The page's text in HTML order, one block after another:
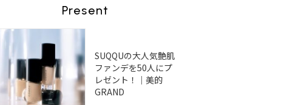
Present
SUQQUの大人気艶肌
ファンデを50人にプ
レゼント！｜美的
GRAND